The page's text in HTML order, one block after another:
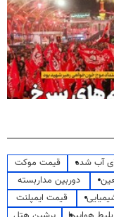
آب شده
قیمت موکت
دوربین مداربسته
قیمت ایمپلنت